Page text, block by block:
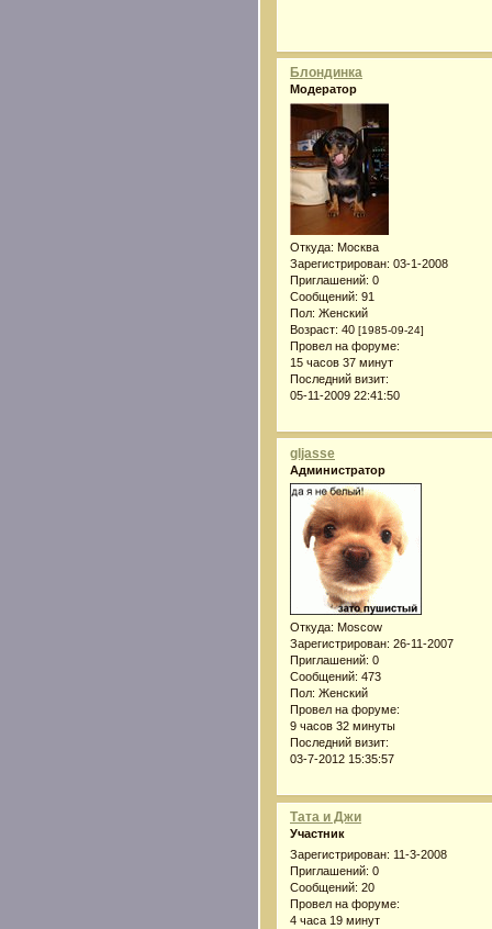
Блондинка
Модератор
Откуда: Москва
Зарегистрирован: 03-1-2008
Приглашений: 0
Сообщений: 91
Пол: Женский
Возраст: 40 [1985-09-24]
Провел на форуме:
15 часов 37 минут
Последний визит:
05-11-2009 22:41:50
gljasse
Администратор
Откуда: Moscow
Зарегистрирован: 26-11-2007
Приглашений: 0
Сообщений: 473
Пол: Женский
Провел на форуме:
9 часов 32 минуты
Последний визит:
03-7-2012 15:35:57
Тата и Джи
Участник
Зарегистрирован: 11-3-2008
Приглашений: 0
Сообщений: 20
Провел на форуме:
4 часа 19 минут